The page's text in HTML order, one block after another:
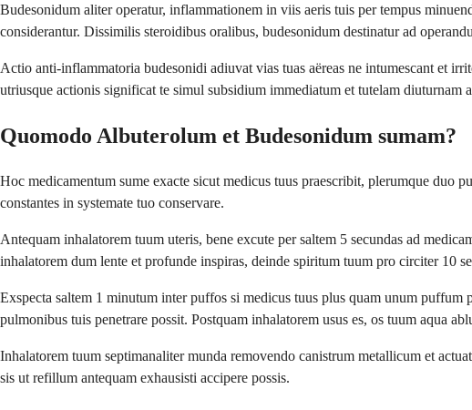
Budesonidum aliter operatur, inflammationem in viis aeris tuis per tempus
considerantur. Dissimilis steroidibus oralibus, budesonidum destinatur ad
Actio anti-inflammatoria budesonidi adiuvat vias tuas aëreas ne intumescant et
utriusque actionis significat te simul subsidium immediatum et tutelam diuturnam
Quomodo Albuterolum et Budesonidum sumam?
Hoc medicamentum sume exacte sicut medicus tuus praescribit, plerumque duo
constantes in systemate tuo conservare.
Antequam inhalatorem tuum uteris, bene excute per saltem 5 secundas ad
inhalatorem dum lente et profunde inspiras, deinde spiritum tuum pro circiter 10
Exspecta saltem 1 minutum inter puffos si medicus tuus plus quam unum
pulmonibus tuis penetrare possit. Postquam inhalatorem usus es, os tuum aqua
Inhalatorem tuum septimanaliter munda removendo canistrum metallicum et
sis ut refillum antequam exhausisti accipere possis.